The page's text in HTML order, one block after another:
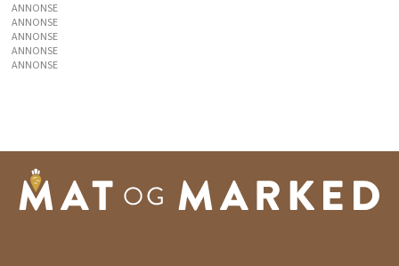
ANNONSE
ANNONSE
ANNONSE
ANNONSE
ANNONSE